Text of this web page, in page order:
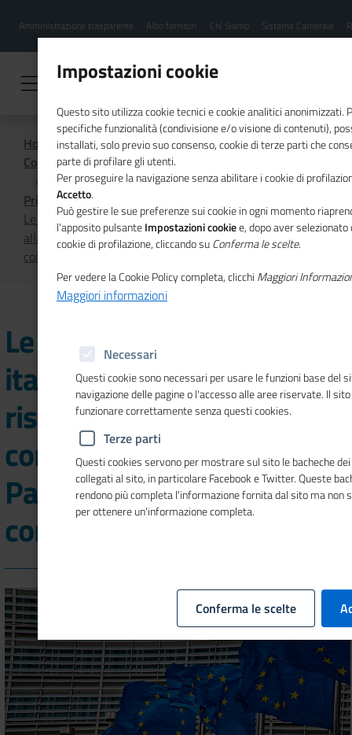
contenuto
Menu
hamburgher
Amministrazione trasparente Albo fornitori Chi Siamo Sistema Camerale
Home
Comunicazione istituzionale per il sistema camerale
Primo Piano
Le Camere di commercio italiane chiamate a rispondere
alla consultazione pubblica sul Patto europeo per le
competenze
Le Camere di commercio
italiane chiamate a
rispondere alla
consultazione pubblica sul
Patto europeo per le
competenze
Impostazioni cookie
Questo sito utilizza cookie tecnici e cookie analitici anonimizzati.
specifiche funzionalità (condivisione e/o visione di contenuti),
installati, solo previo suo consenso, cookie di terze parti che
parte di profilare gli utenti.
Per proseguire la navigazione senza abilitare i cookie di
Accetto.
Può gestire le sue preferenze sui cookie in ogni momento
l'apposito pulsanteImpostazioni cookiee, dopo aver
cookie di profilazione, cliccando suConferma le scelte.
Per vedere la Cookie Policy completa, clicchi Maggiori
Maggiori informazioni
Necessari
Questi cookie sono necessari per usare le funzioni base del
navigazione delle pagine o l'accesso alle aree riservate. Il
funzionare correttamente senza questi cookies.
Terze parti
Questi cookies servono per mostrare sul sito le bacheche
collegati al sito, in particolare Facebook e Twitter. Queste
rendono più completa l'informazione fornita dal sito ma non
per ottenere un'informazione completa.
Conferma le scelte